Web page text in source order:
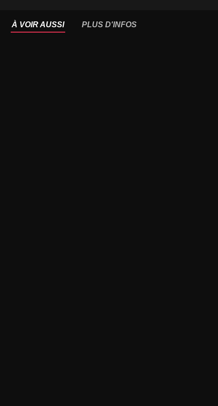
À VOIR AUSSI PLUS D'INFOS